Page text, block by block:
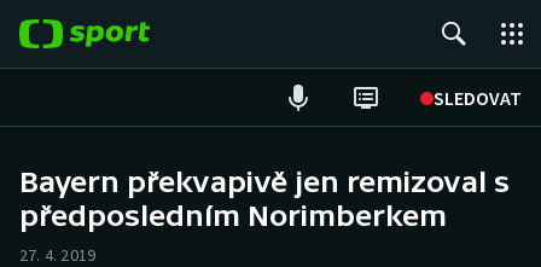
SLEDOVAT
Hokej
Bayern překvapivě jen remizoval s
předposledním Norimberkem
27. 4. 2019